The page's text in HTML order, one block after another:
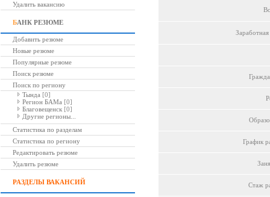
Удалить вакансию
БАНК РЕЗЮМЕ
Добавить резюме
Новые резюме
Популярные резюме
Поиск резюме
Поиск по региону
Тында [0]
Регион БАМа [0]
Благовещенск [0]
Другие регионы...
Статистика по разделам
Статистика по региону
Редактировать резюме
Удалить резюме
РАЗДЕЛЫ ВАКАНСИЙ
Заработная
График
Стаж